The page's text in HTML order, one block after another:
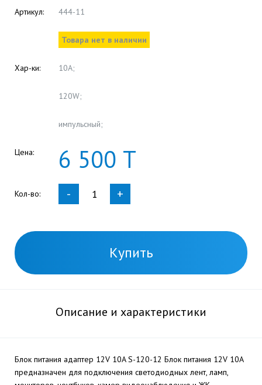
Артикул: 444-11
Товара нет в наличии
Хар-ки: 10А;
120W;
импульсный;
Цена: 6 500 Т
Кол-во: - +
Купить
Описание и характеристики
Блок питания адаптер 12V 10A S-120-12 Блок питания 12V 10А
предназначен для подключения светодиодных лент, ламп,